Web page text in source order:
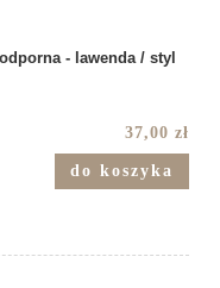
- lawenda / styl
37,00 zł
do koszyka